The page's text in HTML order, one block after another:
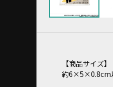
【商品サイズ】
約6×5×0.8cm